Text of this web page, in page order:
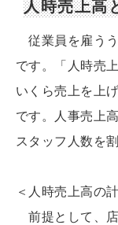
人時売上高
従業員を雇う
です。「人時売
いくら売上を上
です。人事売上
スタッフ人数を
＜人時売上高の
前提として、